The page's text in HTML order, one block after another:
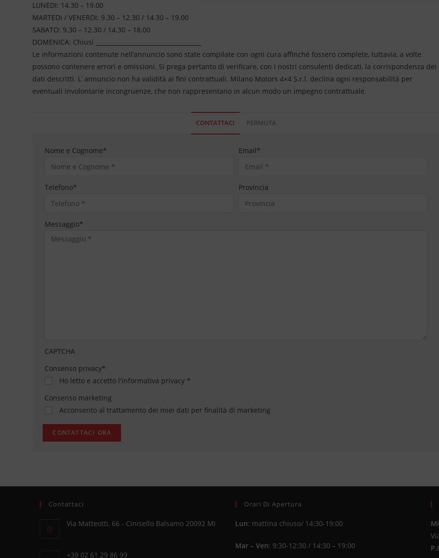
LUNEDI: 14.30 – 19.00
MARTEDI / VENERDI: 9.30 – 12.30 / 14.30 – 19.00
SABATO: 9.30 – 12.30 / 14.30 – 18.00
DOMENICA: Chiusi ____________________________________
Le informazioni contenute nell’annuncio sono state compilate con ogni cura affinché fossero complete, tuttavia, a volte
possono contenere errori e omissioni. Si prega pertanto di verificare, con i nostri consulenti dedicati, la corrispondenza dei
dati descritti. L’ annuncio non ha validità ai fini contrattuali. Milano Motors 4×4 S.r.l. declina ogni responsabilità per
eventuali involontarie incongruenze, che non rappresentano in alcun modo un impegno contrattuale.
CONTATTACI PERMUTA
Nome e Cognome* Email*
Telefono* Provincia
Messaggio*
CAPTCHA
Consenso privacy*
Ho letto e accetto l'informativa privacy *
Consenso marketing
Acconsento al trattamento dei miei dati per finalità di marketing
Contattaci
Via Matteotti, 66 - Cinisello Balsamo 20092 MI
+39 02 61 29 86 99
Orari Di Apertura
Lun: mattina chiuso/ 14:30-19:00
Mar – Ven: 9:30-12:30 / 14:30 – 19:00